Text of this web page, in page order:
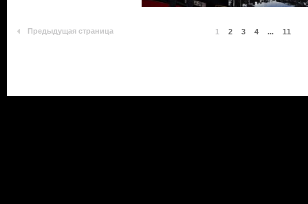
Предыдущая страница 1 2 3 4 ... 11